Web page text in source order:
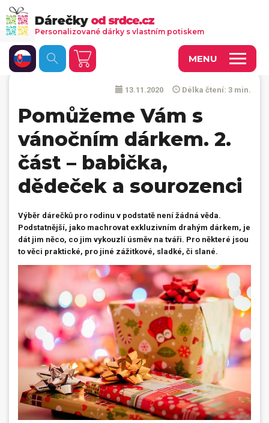
MENU
Kalendáře s vlastními fotkami
Trička a oděvy
Personalizované hry
Hrnečky a keramika
Doplňky do kanceláře, domácnosti, auta
Přívěsky, dog tagy, odznaky
Tašky, vaky, ruksaky
Dárečky
PO-PÁ 8:00 - 16:00
+420 516 770 521
napíšte nám
eshop@faxcopy.cz
Úvod Produkty
Novinky Blog
Kontakty
Personalizované dárky s vlastním potiskem
13.11.2020 Délka čtení: 3 min.
Pomůžeme Vám s
vánočním dárkem. 2.
část – babička,
dědeček a sourozenci
Výběr dárečků pro rodinu v podstatě není žádná věda.
Podstatnější, jako machrovat exkluzivním drahým dárkem, je
dát jim něco, co jim vykouzlí úsměv na tváři. Pro některé jsou
to věci praktické, pro jiné zážitkové, sladké, či slané.